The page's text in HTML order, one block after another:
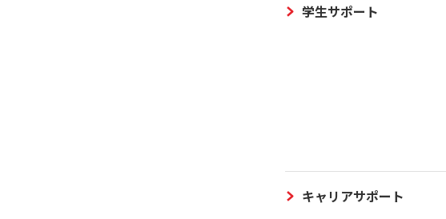
学生サポート
キャリアサポート